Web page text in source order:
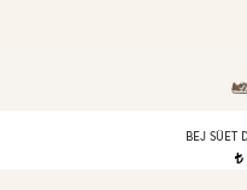
BEJ SÜET
t